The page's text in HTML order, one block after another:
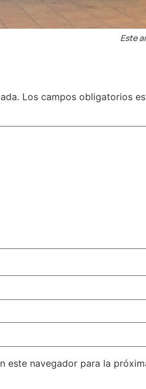
Este
Los campos obligatorios
este navegador para la